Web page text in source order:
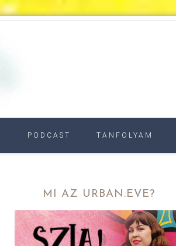
PODCAST TANFOLYAM
MI AZ URBAN:EVE?